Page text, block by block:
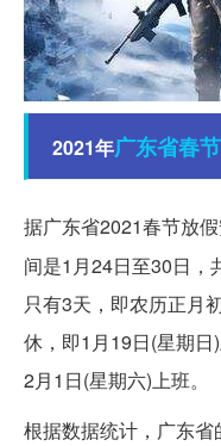
2021年广东省春节
据广东省2021春节放
间是1月24日至30日，
只有3天，即农历正月
休，即1月19日(星期
2月1日(星期六)上班。
根据数据统计，广东